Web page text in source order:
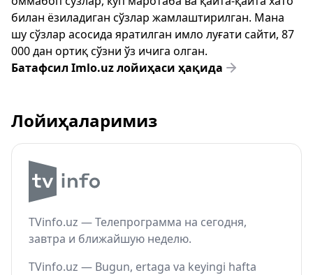
билан ёзиладиган сўзлар жамлаштирилган. Мана
шу сўзлар асосида яратилган имло луғати сайти, 87
000 дан ортиқ сўзни ўз ичига олган.
Батафсил Imlo.uz лойиҳаси ҳақида
Лойиҳаларимиз
TVinfo.uz — Телепрограмма на сегодня,
завтра и ближайшую неделю.
TVinfo.uz — Bugun, ertaga va keyingi hafta